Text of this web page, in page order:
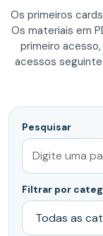
Os primeiros
Os materiais em
primeiro
acessos
Pesquisar
Filtrar por